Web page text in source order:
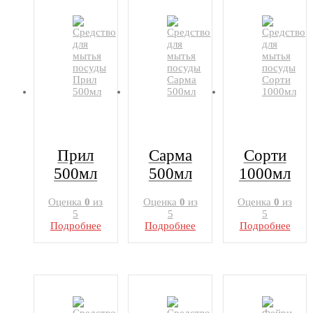
Прил
500мл
Оценка0 из
5
Подробнее
Сарма
500мл
Оценка 0 из
5
Подробнее
Сорти
1000мл
Оценка0 из
5
Подробнее